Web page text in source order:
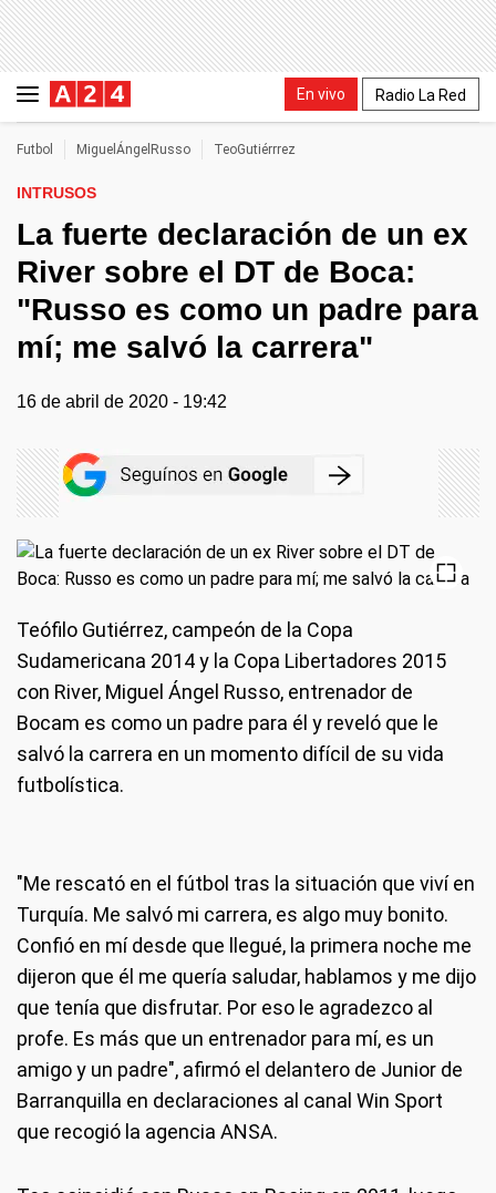
En vivo Radio La Red
Futbol MiguelÁngelRusso TeoGutiérrrez
INTRUSOS
La fuerte declaración de un ex
River sobre el DT de Boca:
"Russo es como un padre para
mí; me salvó la carrera"
16 de abril de 2020 - 19:42
Teófilo Gutiérrez, campeón de la Copa
Sudamericana 2014 y la Copa Libertadores 2015
con River, Miguel Ángel Russo, entrenador de
Bocam es como un padre para él y reveló que le
salvó la carrera en un momento difícil de su vida
futbolística.
"Me rescató en el fútbol tras la situación que viví en
Turquía. Me salvó mi carrera, es algo muy bonito.
Confió en mí desde que llegué, la primera noche me
dijeron que él me quería saludar, hablamos y me dijo
que tenía que disfrutar. Por eso le agradezco al
profe. Es más que un entrenador para mí, es un
amigo y un padre", afirmó el delantero de Junior de
Barranquilla en declaraciones al canal Win Sport
que recogió la agencia ANSA.